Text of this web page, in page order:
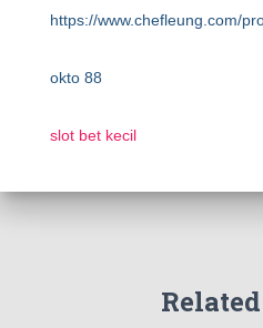
https://www.chefleung.com/
okto 88
slot bet kecil